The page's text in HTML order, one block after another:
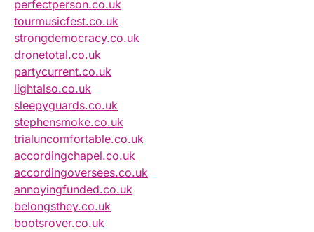
perfectperson.co.uk
tourmusicfest.co.uk
strongdemocracy.co.uk
dronetotal.co.uk
partycurrent.co.uk
lightalso.co.uk
sleepyguards.co.uk
stephensmoke.co.uk
trialuncomfortable.co.uk
accordingchapel.co.uk
accordingoversees.co.uk
annoyingfunded.co.uk
belongsthey.co.uk
bootsrover.co.uk